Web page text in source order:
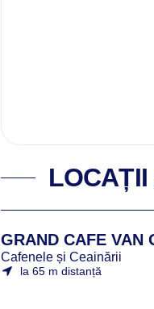
GRAND CAFE VAN
Cafenele și Ceainării
la 65 m distanță